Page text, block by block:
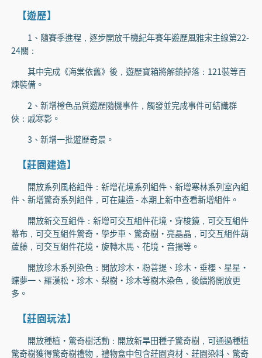
【遊歷】
1、隨賽季進程，逐步開放千機紀年賽年遊歷風雅宋主線第22-
24關：
其中完成《海棠依舊》後，遊歷寶箱將解鎖掉落：121裝等百
煉裝備。
2、新增橙色品質遊歷隨機事件，觸發並完成事件可結識群
俠：戚寒影。
3、新增一批遊歷奇景。
【莊園建造】
開放系列風格組件：新增花境系列組件、新增寒林系列室內組
件、新增驚奇系列組件，可在建造 - 本期上新中查看新增組件。
開放新交互組件：新增可交互組件花境·穿梭鏡，可交互組件
幕布，可交互組件驚奇·學步車、驚奇樹·亮晶晶，可交互組件葫
蘆藤，可交互組件花境·旋轉木馬、花境·音揚等。
開放珍木系列染色：開放珍木·粉菩提、珍木·垂櫻、星星·
蝶夢一、羅漢松·珍木、梨樹·珍木等樹木染色，後續將開放更
多。
【莊園玩法】
開放種植·驚奇樹活動：開放新旱田種子驚奇樹，可通過種植
驚奇樹獲得驚奇樹禮物，禮物盒中包含莊園資材、莊園染料、驚奇